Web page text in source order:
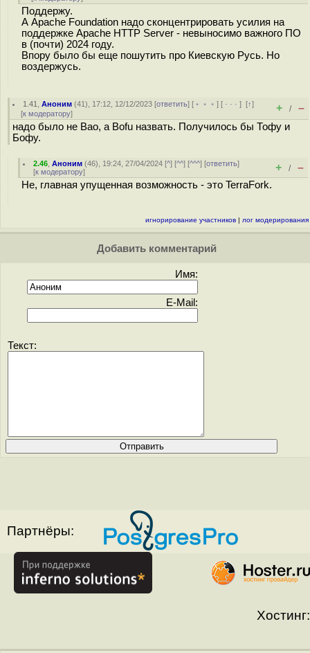
Поддержу.
А Apache Foundation надо сконцентрировать усилия на
поддержке Apache HTTP Server - невыносимо важного ПО
в (почти) 2024 году.
Впору было бы еще пошутить про Киевскую Русь. Но
воздержусь.
1.41 ,Аноним (41), 17:12, 12/12/2023 [ответить] [ ﹢﹢﹢] [ · · ·][↑]
[к модератору] + / –
надо было не Bao, а Bofu назвать. Получилось бы Тофу и
Бофу.
2.46 ,Аноним (46), 19:24, 27/04/2024 [^] [^^] [^^^] [ответить]
[к модератору] + / –
Не, главная упущенная возможность - это TerraFork.
игнорирование участников | лог модерирования
Добавить комментарий
Имя:
E-Mail:
Текст:
Партнёры:
Хостинг: